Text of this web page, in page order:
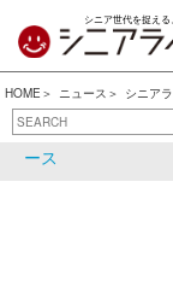
シニア世代を捉え
HOME ニュース
シニア
シニアライフ総研
ース